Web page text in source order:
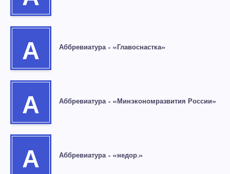
А Аббревиатура – «Главоснастка»
А Аббревиатура – «Минэкономразвития России»
А Аббревиатура – «недор.»